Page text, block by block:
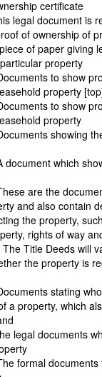
certificate
legal document is
of ownership of
of paper giving
property
to show
property
to show
property
showing
document which
are the
and also contain
the property,
rights of way
Title Deeds will
the property is
stating
a property, which
legal documents
formal documents